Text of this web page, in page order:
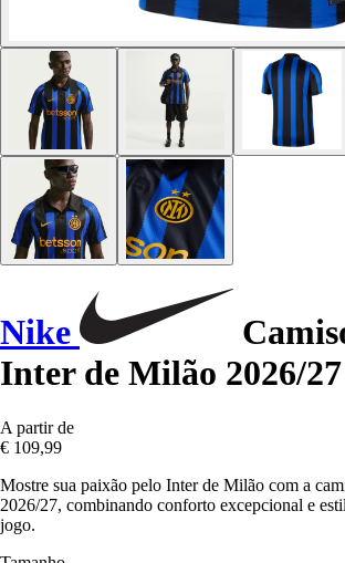
Nike
Inter de Milão 2026/27
A partir de
€ 109,99
Mostre sua paixão pelo Inter de Milão com a
2026/27, combinando conforto excepcional e
jogo.